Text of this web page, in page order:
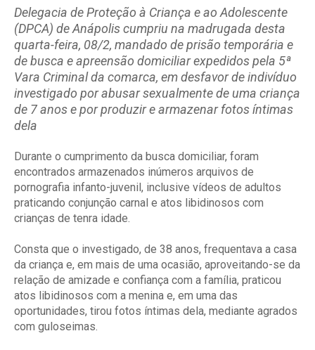
Delegacia de Proteção à Criança e ao Adolescente
(DPCA) de Anápolis cumpriu na madrugada desta
quarta-feira, 08/2, mandado de prisão temporária e
de busca e apreensão domiciliar expedidos pela 5ª
Vara Criminal da comarca, em desfavor de indivíduo
investigado por abusar sexualmente de uma criança
de 7 anos e por produzir e armazenar fotos íntimas
dela
Durante o cumprimento da busca domiciliar, foram
encontrados armazenados inúmeros arquivos de
pornografia infanto-juvenil, inclusive vídeos de adultos
praticando conjunção carnal e atos libidinosos com
crianças de tenra idade.
Consta que o investigado, de 38 anos, frequentava a casa
da criança e, em mais de uma ocasião, aproveitando-se da
relação de amizade e confiança com a família, praticou
atos libidinosos com a menina e, em uma das
oportunidades, tirou fotos íntimas dela, mediante agrados
com guloseimas.